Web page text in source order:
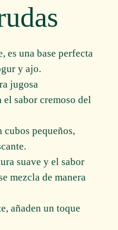
es una base perfecta
y ajo.
jugosa
sabor cremoso del
cubos pequeños,
suave y el sabor
mezcla de manera
añaden un toque